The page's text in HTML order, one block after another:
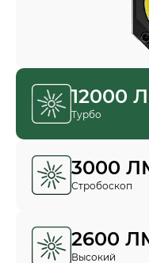
12000
Турбо
3000
Стробоскоп
2600
Высокий